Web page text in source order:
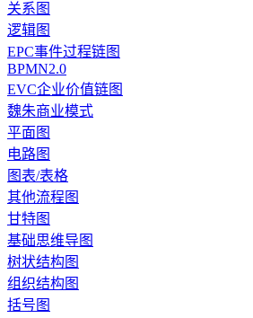
关系图
逻辑图
EPC事件过程链图
BPMN2.0
EVC企业价值链图
魏朱商业模式
平面图
电路图
图表/表格
其他流程图
甘特图
基础思维导图
树状结构图
组织结构图
括号图